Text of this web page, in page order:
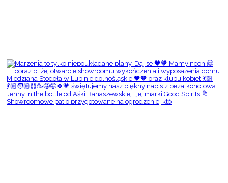
Showroomowe patio przygotowane na ogrodzenie, któ